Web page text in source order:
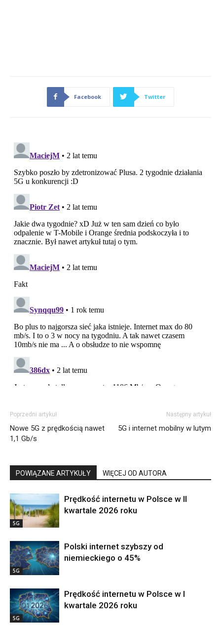
Facebook Twitter
Poprzedni artykuł
Nowe 5G z prędkością nawet
1,1 Gb/s
Następny artykuł
5G i internet mobilny w lutym
POWIĄZANE ARTYKUŁY WIĘCEJ OD AUTORA
5G
Prędkość internetu w Polsce w II
kwartale 2026 roku
5G
Polski internet szybszy od
niemieckiego o 45%
5G
Prędkość internetu w Polsce w I
kwartale 2026 roku